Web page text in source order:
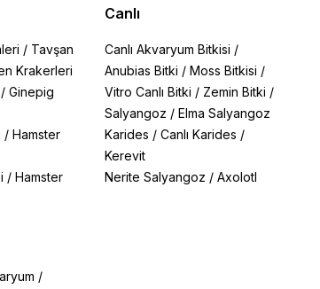
/ Tavşan
Krakerleri
/ Ginepig
/ Hamster
/ Hamster
/
Canlı
Canlı Akvaryum Bitkisi /
Anubias Bitki /Moss Bitkisi /
Vitro Canlı Bitki / Zemin Bitki /
Salyangoz /Elma Salyangoz
Karides /Canlı Karides /
Kerevit
Nerite Salyangoz /Axolotl